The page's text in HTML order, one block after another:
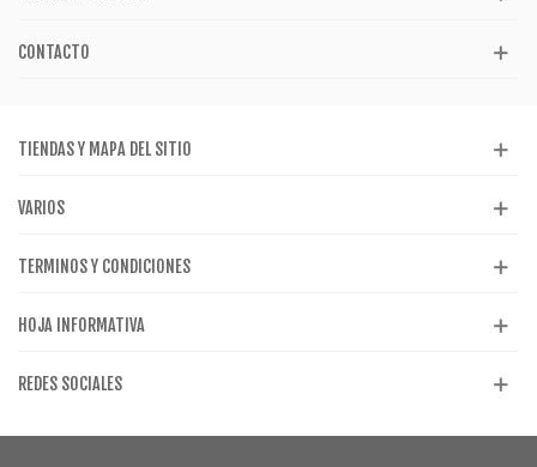
CONTACTO
TIENDAS Y MAPA DEL SITIO
VARIOS
TERMINOS Y CONDICIONES
HOJA INFORMATIVA
REDES SOCIALES